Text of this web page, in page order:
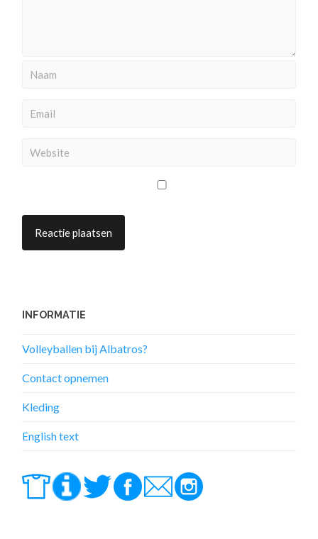
INFORMATIE
Volleyballen bij Albatros?
Contact opnemen
Kleding
English text